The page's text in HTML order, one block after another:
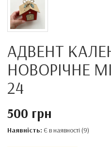
АДВЕНТ
НОВОРІЧНЕ
24
500 грн
Наявність: Є в наявності (9)